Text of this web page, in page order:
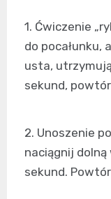
1. Ćwiczenie
do pocałunku,
usta,
sekund,
2. Unoszenie
naciągnij
sekund.